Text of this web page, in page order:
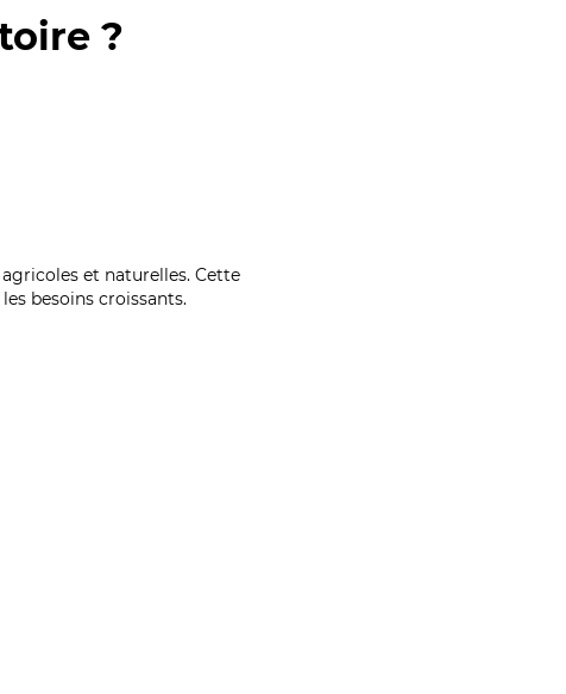
?
et naturelles. Cette
besoins croissants.